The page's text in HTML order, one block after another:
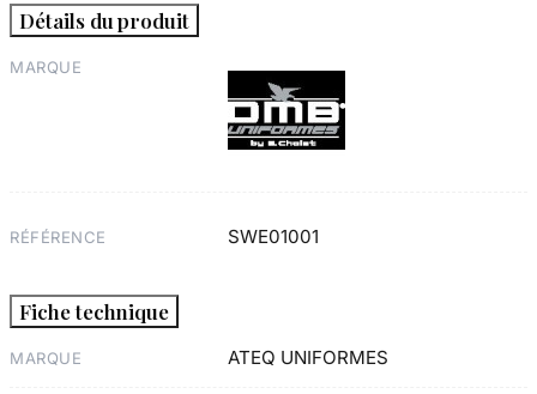
Détails du produit
MARQUE
RÉFÉRENCE SWE01001
Fiche technique
MARQUE ATEQ UNIFORMES